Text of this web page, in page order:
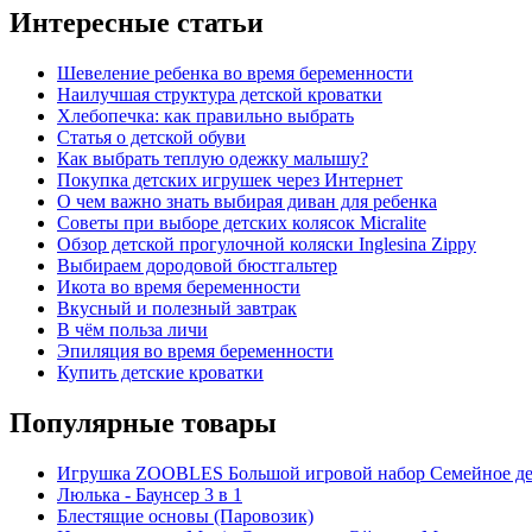
Интересные статьи
Шевеление ребенка во время беременности
Наилучшая структура детской кроватки
Хлебопечка: как правильно выбрать
Статья о детской обуви
Как выбрать теплую одежку малышу?
Покупка детских игрушек через Интернет
О чем важно знать выбирая диван для ребенка
Советы при выборе детских колясок Micralite
Обзор детской прогулочной коляски Inglesina Zippy
Выбираем дородовой бюстгальтер
Икота во время беременности
Вкусный и полезный завтрак
В чём польза личи
Эпиляция во время беременности
Купить детские кроватки
Популярные товары
Игрушка ZOOBLES Большой игровой набор Семейное
Люлька - Баунсер 3 в 1
Блестящие основы (Паровозик)